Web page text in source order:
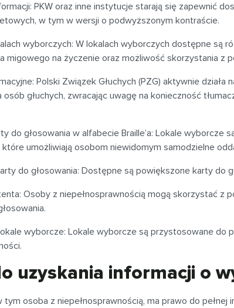
PKW oraz inne instytucje starają się zapewnić
w tym w wersji o podwyższonym kontraście.
wyborczych: W lokalach wyborczych dostępne są
migowego na życzenie oraz możliwość skorzystania z
Polski Związek Głuchych (PZG) aktywnie
głuchych, zwracając uwagę na konieczność
do głosowania w alfabecie Braille’a: Lokale wyborcze
które umożliwiają osobom niewidomym samodzielne
do głosowania: Dostępne są powiększone karty do
Osoby z niepełnosprawnością mogą skorzystać z
wyborcze: Lokale wyborcze są przystosowane do
uzyskania informacji o
tym osoba z niepełnosprawnością, ma prawo do